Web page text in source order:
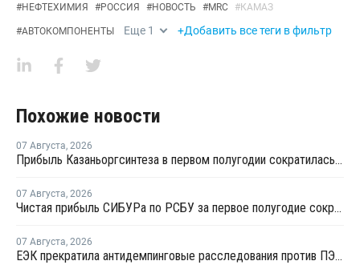
#НЕФТЕХИМИЯ #РОССИЯ #НОВОСТЬ #MRC #КАМАЗ
#АВТОКОМПОНЕНТЫ Еще 1 +Добавить все теги в фильтр
Похожие новости
07 Августа, 2026
Прибыль Казаньоргсинтеза в первом полугодии сократилась более чем в 2 раза
07 Августа, 2026
Чистая прибыль СИБУРа по РСБУ за первое полугодие сократилась в 3,6 раза
07 Августа, 2026
ЕЭК прекратила антидемпинговые расследования против ПЭ и ПП из Азербайджана и Туркменистана